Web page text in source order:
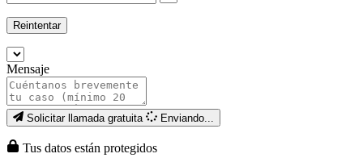
Reintentar
Mensaje
Solicitar llamada gratuita Enviando...
Tus datos están protegidos